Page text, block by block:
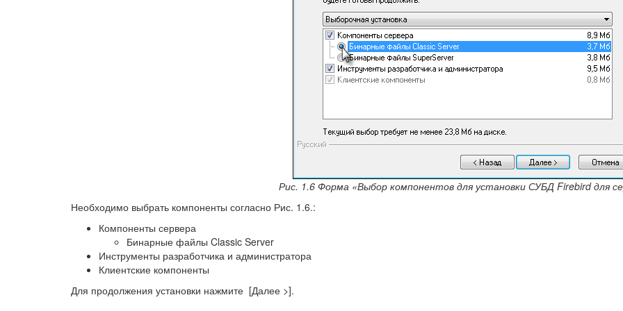
Рис. 1.6 Форма «Выбор компонентов для установки СУБД Firebird для
Необходимо выбрать компоненты согласно Рис. 1.6.:
Компоненты сервера
Бинарные файлы Classic Server
Инструменты разработчика и администратора
Клиентские компоненты
Для продолжения установки нажмите [Далее >].